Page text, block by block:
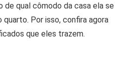
de qual cômodo da casa ela se
quarto. Por isso, confira agora
que eles trazem.